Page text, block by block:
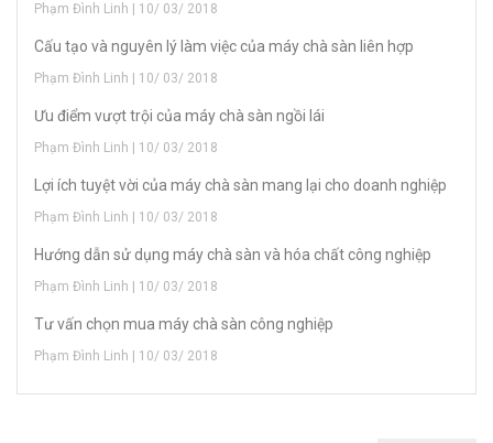
Phạm Đình Linh | 10/ 03/ 2018
Cấu tạo và nguyên lý làm việc của máy chà sàn liên hợp
Phạm Đình Linh | 10/ 03/ 2018
Ưu điểm vượt trội của máy chà sàn ngồi lái
Phạm Đình Linh | 10/ 03/ 2018
Lợi ích tuyệt vời của máy chà sàn mang lại cho doanh nghiệp
Phạm Đình Linh | 10/ 03/ 2018
Hướng dẫn sử dụng máy chà sàn và hóa chất công nghiệp
Phạm Đình Linh | 10/ 03/ 2018
Tư vấn chọn mua máy chà sàn công nghiệp
Phạm Đình Linh | 10/ 03/ 2018